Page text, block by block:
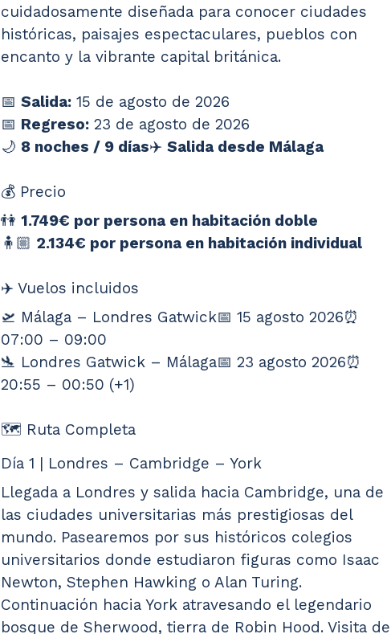
cuidadosamente diseñada para conocer ciudades
históricas, paisajes espectaculares, pueblos con
encanto y la vibrante capital británica.
📅 Salida: 15 de agosto de 2026
📅 Regreso: 23 de agosto de 2026
🌙 8 noches / 9 días✈️ Salida desde Málaga
💰 Precio
👫 1.749€ por persona en habitación doble
🧍🏼 2.134€ por persona en habitación individual
✈️ Vuelos incluidos
🛫 Málaga – Londres Gatwick📅 15 agosto 2026⏰
07:00 – 09:00
🛬 Londres Gatwick – Málaga📅 23 agosto 2026⏰
20:55 – 00:50 (+1)
🗺️ Ruta Completa
Día 1 | Londres – Cambridge – York
Llegada a Londres y salida hacia Cambridge, una de
las ciudades universitarias más prestigiosas del
mundo. Pasearemos por sus históricos colegios
universitarios donde estudiaron figuras como Isaac
Newton, Stephen Hawking o Alan Turing.
Continuación hacia York atravesando el legendario
bosque de Sherwood, tierra de Robin Hood. Visita de